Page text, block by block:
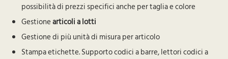
possibilità di prezzi specifici anche per taglia e colore
Gestionearticoli a lotti
Gestione di più unità di misura per articolo
Stampa etichette. Supporto codici a barre, lettori codici a